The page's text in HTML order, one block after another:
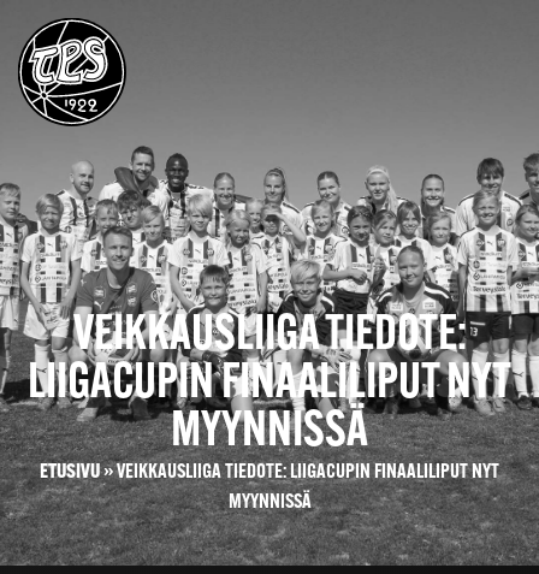
VEIKKAUSLIIGA TIEDOTE:
LIIGACUPIN FINAALILIPUT NYT
MYYNNISSÄ
ETUSIVU»VEIKKAUSLIIGA TIEDOTE: LIIGACUPIN FINAALILIPUT NYT
MYYNNISSÄ